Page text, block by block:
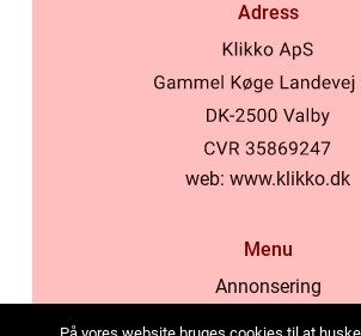
Adress
web: www.klikko.dk
Menu
Annonsering